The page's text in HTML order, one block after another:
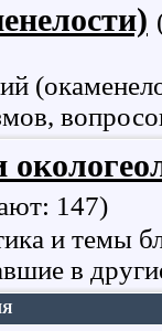
147)
и темы
в